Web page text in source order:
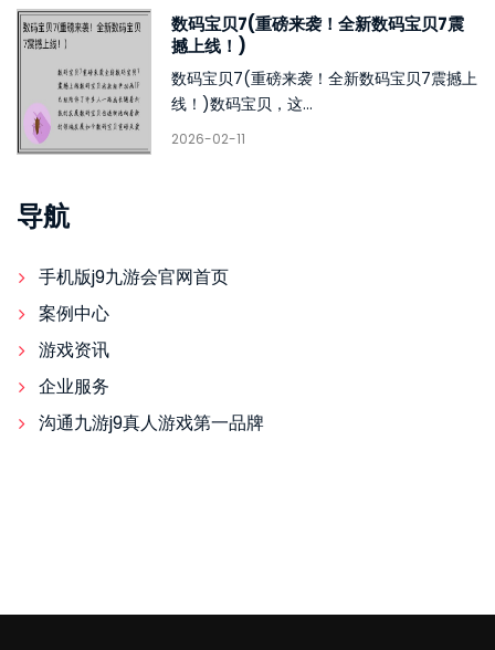
数码宝贝7(重磅来袭！全新数码宝贝7震
撼上线！)
数码宝贝7(重磅来袭！全新数码宝贝7震撼上
线！)数码宝贝，这...
2026-02-11
导航
手机版j9九游会官网首页
案例中心
游戏资讯
企业服务
沟通九游j9真人游戏第一品牌